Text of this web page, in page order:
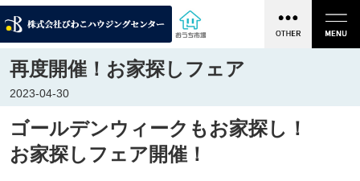
再度開催！お家探しフェア
2023-04-30
ゴールデンウィークもお家探し！
お家探しフェア開催！